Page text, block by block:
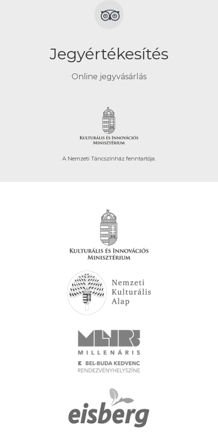
Jegyértékesítés
Online jegyvásárlás
A Nemzeti Táncszínház fenntartója.